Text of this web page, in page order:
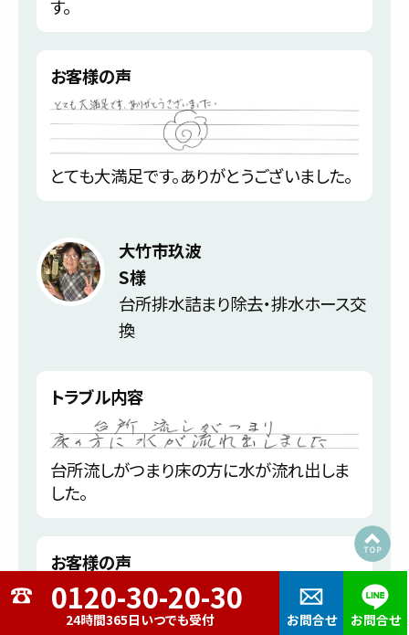
24時間365日いつでも受付 お問合せ お問合せ
す。
お客様の声
とても大満足です。ありがとうございました。
大竹市玖波
S様
台所排水詰まり除去・排水ホース交
換
トラブル内容
台所流しがつまり床の方に水が流れ出しま
した。
お客様の声